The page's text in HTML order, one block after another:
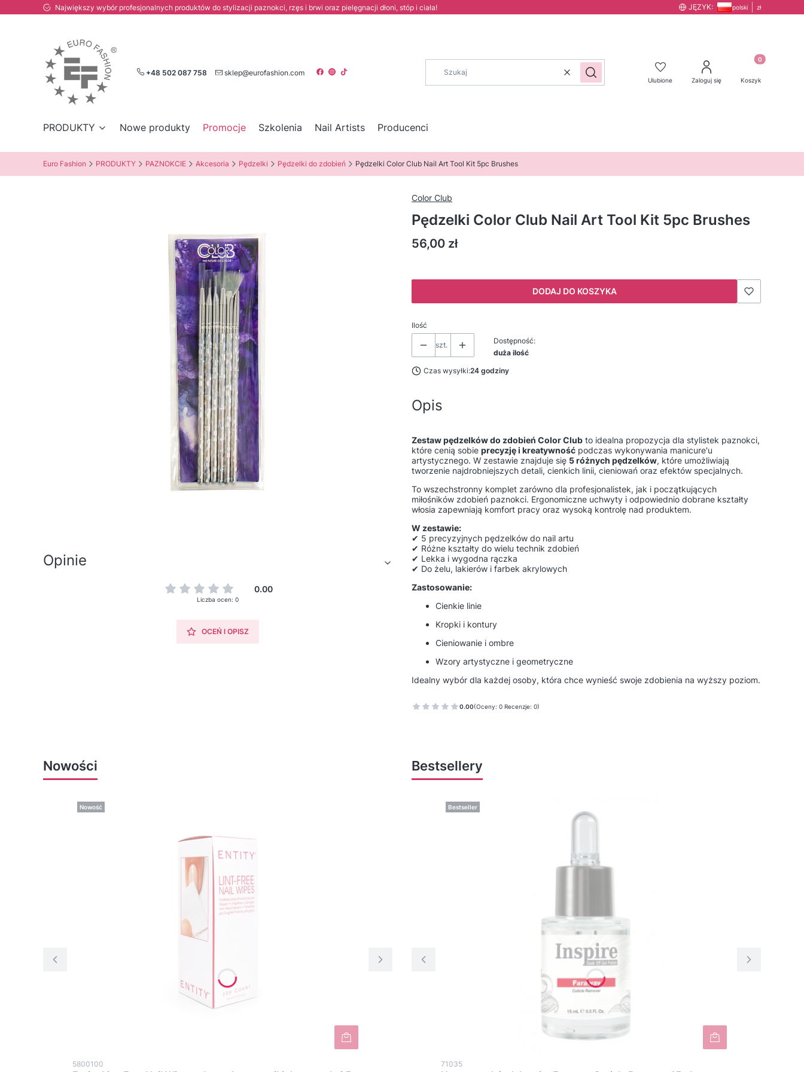
Największy wybór profesjonalnych produktów do stylizacji paznokci, rzęs i brwi oraz pielęgnacji dłoni, stóp i ciała! JĘZYK: polski zł
+48 502 087 758 sklep@eurofashion.com WyczyśćSzukaj Ulubione Zaloguj się
Produkty w
Koszyk
PRODUKTY Nowe produkty Promocje Szkolenia Nail Artists Producenci
Euro Fashion PRODUKTY PAZNOKCIE Akcesoria Pędzelki Pędzelki do zdobień Pędzelki Color Club Nail Art Tool Kit 5pc Brushes
Opinie
0.00
Liczba ocen: 0
OCEŃ I OPISZ
Color Club
Pędzelki Color Club Nail Art Tool Kit 5pc Brushes
Cena
56,00 zł
DODAJ DO KOSZYKA
Ilość
szt.
Dostępność:
duża ilość
Czas wysyłki:24 godziny
Opis
Zestaw pędzelków do zdobień Color Club to idealna propozycja dla stylistek paznokci,
które cenią sobie precyzję i kreatywność podczas wykonywania manicure'u
artystycznego. W zestawie znajduje się 5różnych pędzelków, które umożliwiają
tworzenie najdrobniejszych detali, cienkich linii, cieniowań oraz efektów specjalnych.
To wszechstronny komplet zarówno dla profesjonalistek, jak i początkujących
miłośników zdobień paznokci. Ergonomiczne uchwyty i odpowiednio dobrane kształty
włosia zapewniają komfort pracy oraz wysoką kontrolę nad produktem.
W zestawie:
✔ 5 precyzyjnych pędzelków do nail artu
✔ Różne kształty do wielu technik zdobień
✔ Lekka i wygodna rączka
✔ Do żelu, lakierów i farbek akrylowych
Zastosowanie:
Cienkie linie
Kropki i kontury
Cieniowanie i ombre
Wzory artystyczne i geometryczne
Idealny wybór dla każdej osoby, która chce wynieść swoje zdobienia na wyższy poziom.
0.00(Oceny: 0 Recenzje: 0)
Nowości
Nowość
5800100
Bestsellery
Bestseller
71035